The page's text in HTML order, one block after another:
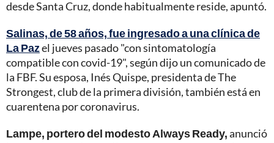
desde Santa Cruz, donde habitualmente reside, apuntó.
Salinas, de 58 años, fue ingresado a una clínica de
La Pazel jueves pasado "con sintomatología
compatible con covid-19", según dijo un comunicado de
la FBF. Su esposa, Inés Quispe, presidenta de The
Strongest, club de la primera división, también está en
cuarentena por coronavirus.
Lampe, portero del modesto Always Ready,anunció